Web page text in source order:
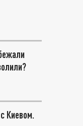
Киевом.